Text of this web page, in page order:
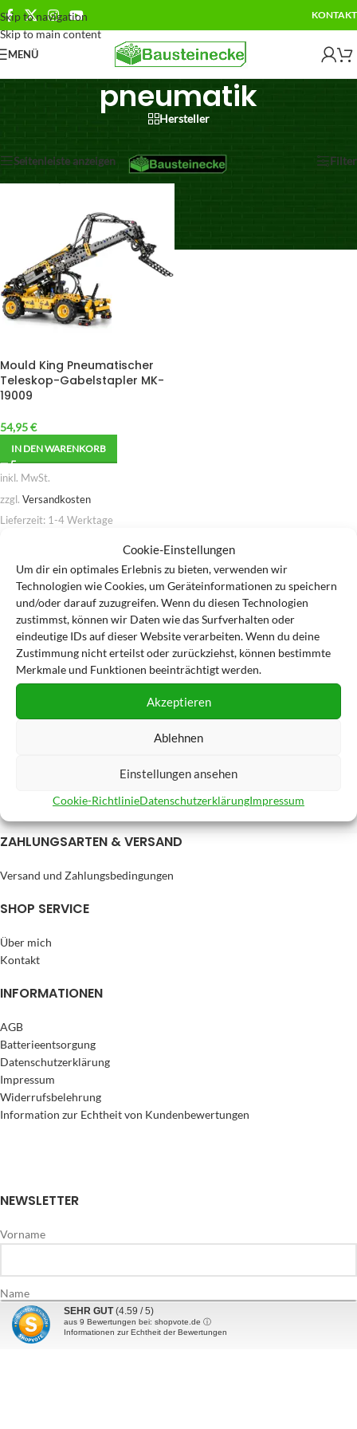
Cookie-Einstellungen
Um dir ein optimales Erlebnis zu bieten, verwenden wir
Technologien wie Cookies, um Geräteinformationen zu speichern
und/oder darauf zuzugreifen. Wenn du diesen Technologien
zustimmst, können wir Daten wie das Surfverhalten oder
eindeutige IDs auf dieser Website verarbeiten. Wenn du deine
Zustimmung nicht erteilst oder zurückziehst, können bestimmte
Merkmale und Funktionen beeinträchtigt werden.
Akzeptieren
Ablehnen
Einstellungen ansehen
Cookie-RichtlinieDatenschutzerklärungImpressum
Skip to navigation
Skip to main content
KONTAKT
MENÜ
pneumatik
Hersteller
Seitenleiste anzeigen Filter
Mould King Pneumatischer
Teleskop-Gabelstapler MK-
19009
54,95€
IN DEN WARENKORB
inkl. MwSt.
zzgl. Versandkosten
Lieferzeit: 1-4 Werktage
Zur Wunschliste hinzufügen
ZAHLUNGSARTEN & VERSAND
Versand und Zahlungsbedingungen
SHOP SERVICE
Über mich
Kontakt
INFORMATIONEN
AGB
Batterieentsorgung
Datenschutzerklärung
Impressum
Widerrufsbelehrung
Information zur Echtheit von Kundenbewertungen
NEWSLETTER
Vorname
Name
SEHR GUT (4.59 / 5)
aus 9 Bewertungen bei: shopvote.de ⓘ
Informationen zur Echtheit der Bewertungen